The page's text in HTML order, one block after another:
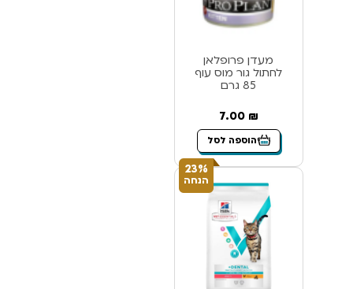
מעדן פרופלאן
לחתול גור מוס עוף
85 גרם
7.00 ₪
הוספה לסל
23%
הנחה